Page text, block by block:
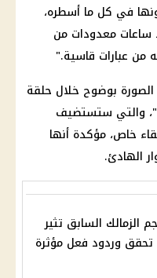
في كل ما أسطره،
معدودات من
من عبارات قاسية."
بوضوح خلال حلقة
والتي ستستضيف
خاص، مؤكدة أنها
الهادئ.
الزمالك السابق تثير
تحقق وردود فعل مؤثرة